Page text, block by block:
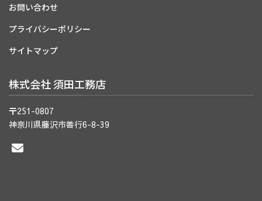
お問い合わせ
プライバシーポリシー
サイトマップ
株式会社 須田工務店
〒251-0807
神奈川県藤沢市善行6-8-39